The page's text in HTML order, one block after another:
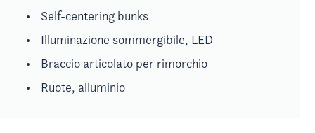
Self-centering bunks
Illuminazione sommergibile, LED
Braccio articolato per rimorchio
Ruote, alluminio